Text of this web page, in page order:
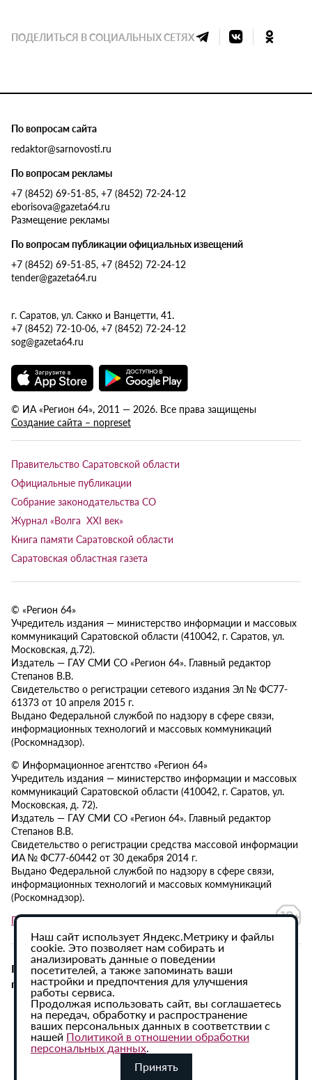
ПОДЕЛИТЬСЯ В СОЦИАЛЬНЫХ СЕТЯХ
По вопросам сайта
redaktor@sarnovosti.ru
По вопросам рекламы
+7 (8452) 69-51-85, +7 (8452) 72-24-12
eborisova@gazeta64.ru
Размещение рекламы
По вопросам публикации официальных извещений
+7 (8452) 69-51-85, +7 (8452) 72-24-12
tender@gazeta64.ru
г. Саратов, ул. Сакко и Ванцетти, 41.
+7 (8452) 72-10-06, +7 (8452) 72-24-12
sog@gazeta64.ru
© ИА «Регион 64», 2011 — 2026. Все права защищены
Создание сайта – nopreset
Правительство Саратовской области
Официальные публикации
Собрание законодательства СО
Журнал «Волга XXI век»
Книга памяти Саратовской области
Саратовская областная газета
© «Регион 64»
Учредитель издания — министерство информации и массовых
коммуникаций Саратовской области (410042, г. Саратов, ул.
Московская, д.72).
Издатель — ГАУ СМИ СО «Регион 64». Главный редактор
Степанов В.В.
Свидетельство о регистрации сетевого издания Эл № ФС77-
61373 от 10 апреля 2015 г.
Выдано Федеральной службой по надзору в сфере связи,
информационных технологий и массовых коммуникаций
(Роскомнадзор).
© Информационное агентство «Регион 64»
Учредитель издания — министерство информации и массовых
коммуникаций Саратовской области (410042, г. Саратов, ул.
Московская, д. 72).
Издатель — ГАУ СМИ СО «Регион 64». Главный редактор
Степанов В.В.
Свидетельство о регистрации средства массовой информации
ИА № ФС77-60442 от 30 декабря 2014 г.
Выдано Федеральной службой по надзору в сфере связи,
информационных технологий и массовых коммуникаций
(Роскомнадзор).
Политика в отношении обработки персональных данных
При использовании материалов сайта активная
гиперссылка на ИА «Регион 64» обязательна.
Наш сайт использует Яндекс.Метрику и файлы
cookie. Это позволяет нам собирать и
анализировать данные о поведении
посетителей, а также запоминать ваши
настройки и предпочтения для улучшения
работы сервиса.
Продолжая использовать сайт, вы соглашаетесь
на передач, обработку и распространение
ваших персональных данных в соответствии с
нашей Политикой в отношении обработки
персональных данных.
Принять